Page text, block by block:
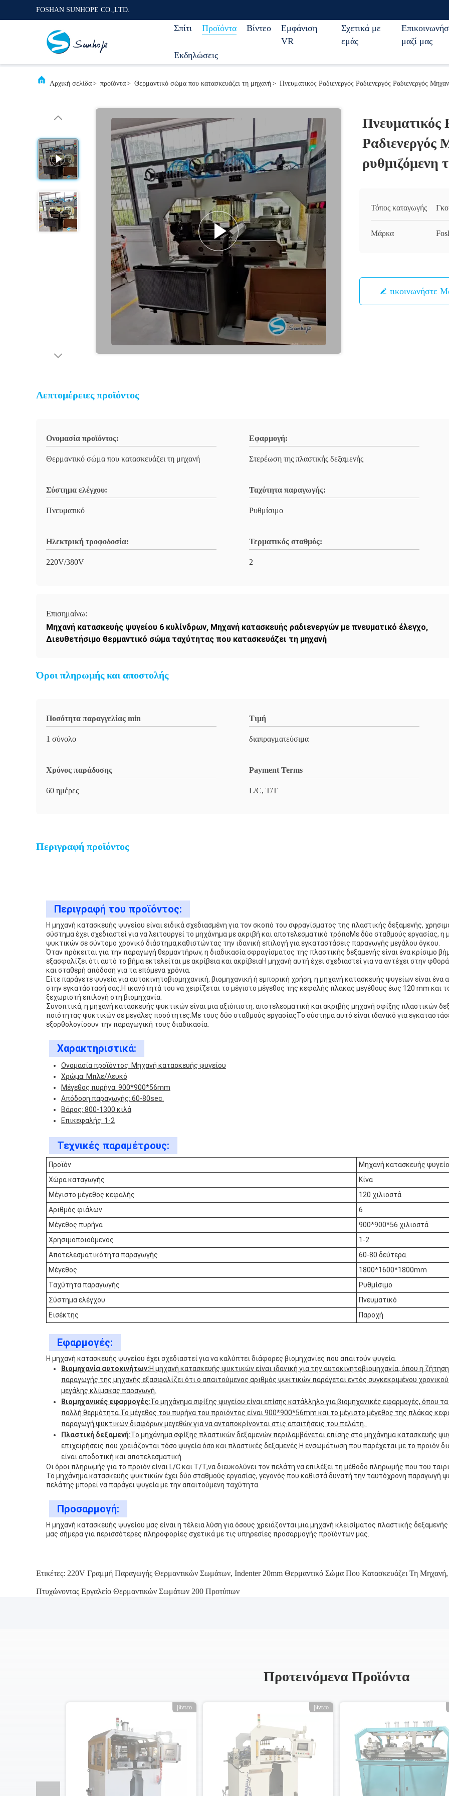
FOSHAN SUNHOPE CO.,LTD.
Σπίτι Προϊόντα Βίντεο
Εμφάνιση
VR
Σχετικά με
εμάς
μαζί μας
Εκδηλώσεις
Αρχική σελίδα> προϊόντα> Θερμαντικό σώμα που κατασκευάζει τη μηχανή> Πνευματικός Ραδιενεργός Ραδιενεργός Ραδιενεργός
Πνευματικός
Ραδιενεργός
ρυθμιζόμενη
Τόπος καταγωγής
Μάρκα
Επικοινωνήστε
Λεπτομέρειες προϊόντος
Ονομασία προϊόντος:
Θερμαντικό σώμα που κατασκευάζει τη μηχανή
Εφαρμογή:
Στερέωση της πλαστικής δεξαμενής
Σύστημα ελέγχου:
Πνευματικό
Ταχύτητα παραγωγής:
Ρυθμίσιμο
Ηλεκτρική τροφοδοσία:
220V/380V
Τερματικός σταθμός:
2
Επισημαίνω:
Μηχανή κατασκευής ψυγείου 6 κυλίνδρων, Μηχανή κατασκευής ραδιενεργών με πνευματικό έλεγχο,
Διευθετήσιμο θερμαντικό σώμα ταχύτητας που κατασκευάζει τη μηχανή
Όροι πληρωμής και αποστολής
Ποσότητα παραγγελίας min
1 σύνολο
Τιμή
διαπραγματεύσιμα
Χρόνος παράδοσης
60 ημέρες
Payment Terms
L/C, T/T
Περιγραφή προϊόντος
Περιγραφή του προϊόντος:
Η μηχανή κατασκευής ψυγείου είναι ειδικά σχεδιασμένη για τον σκοπό του σφραγίσματος της πλαστικής δεξαμενής,
σύστημα έχει σχεδιαστεί για να λειτουργεί το μηχάνημα με ακριβή και αποτελεσματικό τρόποΜε δύο σταθμούς εργασίας,
ψυκτικών σε σύντομο χρονικό διάστημα,καθιστώντας την ιδανική επιλογή για εγκαταστάσεις παραγωγής μεγάλου όγκου.
Όταν πρόκειται για την παραγωγή θερμαντήρων, η διαδικασία σφραγίσματος της πλαστικής δεξαμενής είναι ένα κρίσιμο
εξασφαλίζει ότι αυτό το βήμα εκτελείται με ακρίβεια και ακρίβειαΗ μηχανή αυτή έχει σχεδιαστεί για να αντέχει στην
και σταθερή απόδοση για τα επόμενα χρόνια.
Είτε παράγετε ψυγεία για αυτοκινητοβιομηχανική, βιομηχανική ή εμπορική χρήση, η μηχανή κατασκευής ψυγείων είναι
στην εγκατάστασή σας.Η ικανότητά του να χειρίζεται το μέγιστο μέγεθος της κεφαλής πλάκας μεγέθους έως 120 mm και
ξεχωριστή επιλογή στη βιομηχανία.
Συνοπτικά, η μηχανή κατασκευής ψυκτικών είναι μια αξιόπιστη, αποτελεσματική και ακριβής μηχανή σφίξης πλαστικών
ποιότητας ψυκτικών σε μεγάλες ποσότητες.Με τους δύο σταθμούς εργασίαςΤο σύστημα αυτό είναι ιδανικό για
εξορθολογίσουν την παραγωγική τους διαδικασία.
Χαρακτηριστικά:
Ονομασία προϊόντος: Μηχανή κατασκευής ψυγείου
Χρώμα: Μπλε/Λευκό
Μέγεθος πυρήνα: 900*900*56mm
Απόδοση παραγωγής: 60-80sec.
Βάρος: 800-1300 κιλά
Επικεφαλής: 1-2
Τεχνικές παραμέτρους:
Προϊόν
Μηχανή κατασκευής
Χώρα καταγωγής
Κίνα
Μέγιστο μέγεθος κεφαλής
120 χιλιοστά
Αριθμός φιάλων
6
Μέγεθος πυρήνα
900*900*56 χιλιοστά
Χρησιμοποιούμενος
1-2
Αποτελεσματικότητα παραγωγής
60-80 δεύτερα.
Μέγεθος
1800*1600*1800mm
Ταχύτητα παραγωγής
Ρυθμίσιμο
Σύστημα ελέγχου
Πνευματικό
Εισέκτης
Παροχή
Εφαρμογές:
Η μηχανή κατασκευής ψυγείου έχει σχεδιαστεί για να καλύπτει διάφορες βιομηχανίες που απαιτούν ψυγεία.
Βιομηχανία αυτοκινήτων:Η μηχανή κατασκευής ψυκτικών είναι ιδανική για την αυτοκινητοβιομηχανία, όπου η
παραγωγής της μηχανής εξασφαλίζει ότι ο απαιτούμενος αριθμός ψυκτικών παράγεται εντός συγκεκριμένου
μεγάλης κλίμακας παραγωγή.
Βιομηχανικές εφαρμογές:Το μηχάνημα σφίξης ψυγείου είναι επίσης κατάλληλο για βιομηχανικές εφαρμογές, όπου
πολλή θερμότητα.Το μέγεθος του πυρήνα του προϊόντος είναι 900*900*56mm και το μέγιστο μέγεθος της πλάκας
παραγωγή ψυκτικών διαφόρων μεγεθών για να ανταποκρίνονται στις απαιτήσεις του πελάτη..
Πλαστική δεξαμενή:Το μηχάνημα σφίξης πλαστικών δεξαμενών περιλαμβάνεται επίσης στο μηχάνημα κατασκευής
επιχειρήσεις που χρειάζονται τόσο ψυγεία όσο και πλαστικές δεξαμενές.Η ενσωμάτωση που παρέχεται με το προϊόν
είναι αποδοτική και αποτελεσματική.
Οι όροι πληρωμής για το προϊόν είναι L/C και T/T,να διευκολύνει τον πελάτη να επιλέξει τη μέθοδο πληρωμής που του
Το μηχάνημα κατασκευής ψυκτικών έχει δύο σταθμούς εργασίας, γεγονός που καθιστά δυνατή την ταυτόχρονη παραγωγή
πελάτης μπορεί να παράγει ψυγεία με την απαιτούμενη ταχύτητα.
Προσαρμογή:
Η μηχανή κατασκευής ψυγείου μας είναι η τέλεια λύση για όσους χρειάζονται μια μηχανή κλεισίματος πλαστικής
μας σήμερα για περισσότερες πληροφορίες σχετικά με τις υπηρεσίες προσαρμογής προϊόντων μας.
Ετικέτες: 220V Γραμμή Παραγωγής Θερμαντικών Σωμάτων, Indenter 20mm Θερμαντικό Σώμα Που Κατασκευάζει Τη Μηχανή,
Πτυχώνοντας Εργαλείο Θερμαντικών Σωμάτων 200 Προτύπων
Προτεινόμενα Προϊόντα
βίντεο βίντεο